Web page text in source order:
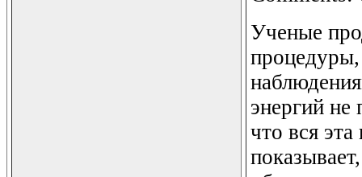
Ученые
энергий не
что вся